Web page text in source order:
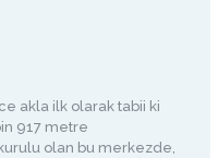
akla ilk olarak tabii ki
917 metre
olan bu merkezde,